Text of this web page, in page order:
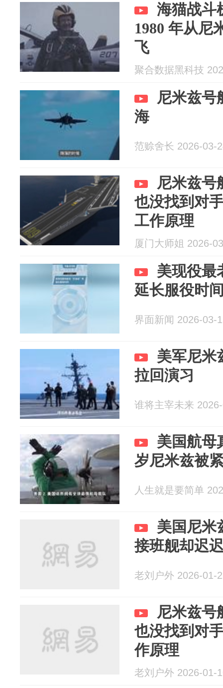
海猫战斗
1980 年从尼
飞
聚合数据黑科技
尼米兹号
海
范赊舍长 2026-03-
尼米兹号
也没找到对
工作原理
厦门大师姐 2026-
美现役最
延长服役时
界面新闻 2026-03-
美军尼米
拉回演习
谁将主宰未来
美国航母
岁尼米兹被
人生就是要简单
美国尼米
接班舰却迟
老刘户外 2026-01-
尼米兹号
也没找到对
作原理
老刘户外 2026-01-